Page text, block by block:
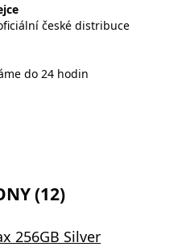
české distribuce
do 24 hodin
(12)
256GB Silver